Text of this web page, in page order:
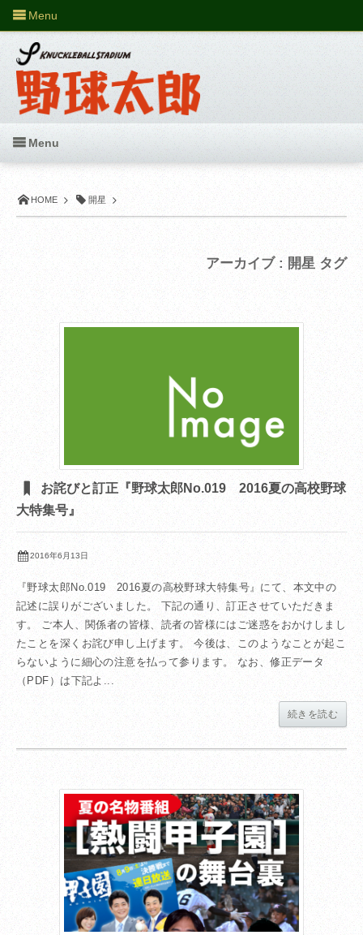
HOME 開星
アーカイブ : 開星 タグ
お詫びと訂正『野球太郎No.019 2016夏の高校野球
大特集号』
2016年6月13日
『野球太郎No.019 2016夏の高校野球大特集号』にて、本文中の
記述に誤りがございました。 下記の通り、訂正させていただきま
す。 ご本人、関係者の皆様、読者の皆様にはご迷惑をおかけしまし
たことを深くお詫び申し上げます。 今後は、このようなことが起こ
らないように細心の注意を払って参ります。 なお、修正データ
（PDF）は下記よ...
続きを読む
Menu
Menu